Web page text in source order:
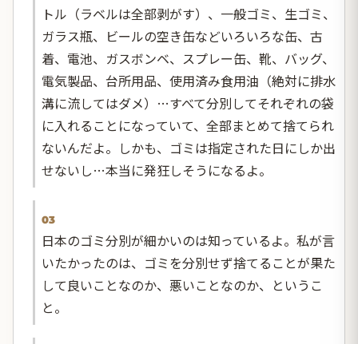
トル（ラベルは全部剥がす）、一般ゴミ、生ゴミ、
ガラス瓶、ビールの空き缶などいろいろな缶、古
着、電池、ガスボンベ、スプレー缶、靴、バッグ、
電気製品、台所用品、使用済み食用油（絶対に排水
溝に流してはダメ）…すべて分別してそれぞれの袋
に入れることになっていて、全部まとめて捨てられ
ないんだよ。しかも、ゴミは指定された日にしか出
せないし…本当に発狂しそうになるよ。
03
日本のゴミ分別が細かいのは知っているよ。私が言
いたかったのは、ゴミを分別せず捨てることが果た
して良いことなのか、悪いことなのか、というこ
と。